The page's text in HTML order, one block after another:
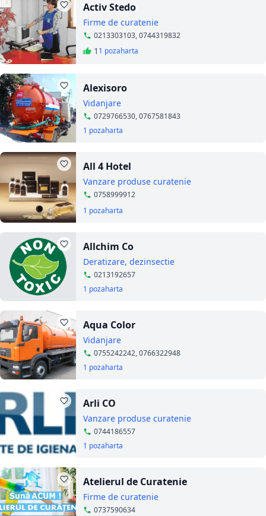
Activ Stedo
Firme de curatenie
0213303103, 0744319832
1 1 pozaharta
Alexisoro
Vidanjare
0729766530, 0767581843
1 pozaharta
All 4 Hotel
Vanzare produse curatenie
0758999912
1 pozaharta
Allchim Co
Deratizare, dezinsectie
0213192657
1 pozaharta
Aqua Color
Vidanjare
0755242242, 0766322948
1 pozaharta
Arli CO
Vanzare produse curatenie
0744186557
1 pozaharta
Atelierul de Curatenie
Firme de curatenie
0737590634